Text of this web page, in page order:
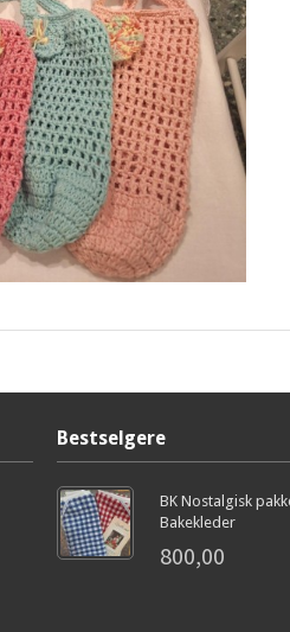
Bestselgere
BK Nostalgisk
Bakekleder
800,00